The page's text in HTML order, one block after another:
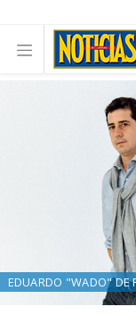
EDUARDO "WADO" DE